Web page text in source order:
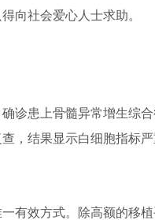
向社会爱心人士求助。
患上骨髓异常增生综合
，结果显示白细胞指标
效方式。除高额的移植